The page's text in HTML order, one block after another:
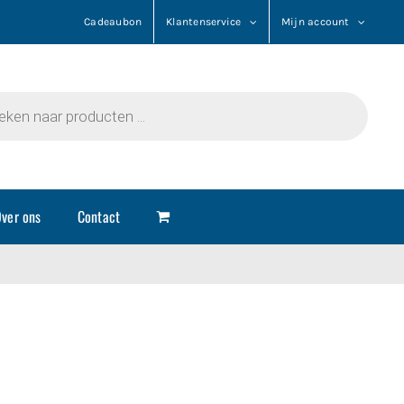
Cadeaubon Klantenservice Mijn account
ons Contact